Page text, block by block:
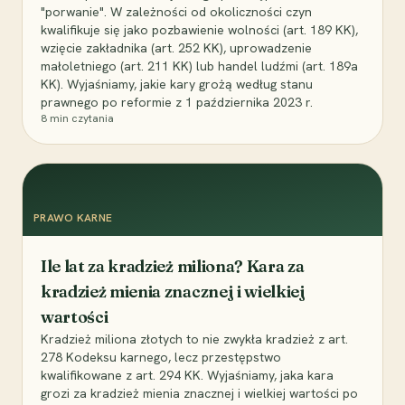
"porwanie". W zależności od okoliczności czyn
kwalifikuje się jako pozbawienie wolności (art. 189 KK),
wzięcie zakładnika (art. 252 KK), uprowadzenie
małoletniego (art. 211 KK) lub handel ludźmi (art. 189a
KK). Wyjaśniamy, jakie kary grożą według stanu
prawnego po reformie z 1 października 2023 r.
8 min czytania
PRAWO KARNE
Ile lat za kradzież miliona? Kara za
kradzież mienia znacznej i wielkiej
wartości
Kradzież miliona złotych to nie zwykła kradzież z art.
278 Kodeksu karnego, lecz przestępstwo
kwalifikowane z art. 294 KK. Wyjaśniamy, jaka kara
grozi za kradzież mienia znacznej i wielkiej wartości po